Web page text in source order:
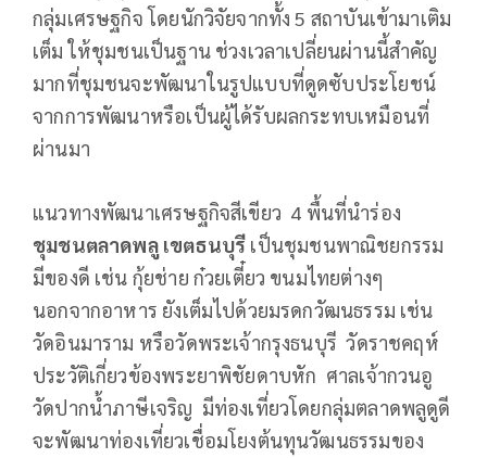
กลุ่มเศรษฐกิจ โดยนักวิจัยจากทั้ง 5 สถาบันเข้ามาเติม
เต็ม ให้ชุมชนเป็นฐาน ช่วงเวลาเปลี่ยนผ่านนี้สำคัญ
มากที่ชุมชนจะพัฒนาในรูปแบบที่ดูดซับประโยชน์
จากการพัฒนาหรือเป็นผู้ได้รับผลกระทบเหมือนที่
ผ่านมา
แนวทางพัฒนาเศรษฐกิจสีเขียว 4 พื้นที่นำร่อง
ชุมชนตลาดพลู เขตธนบุรี เป็นชุมชนพาณิชยกรรม
มีของดี เช่น กุ้ยช่าย ก๋วยเตี๋ยว ขนมไทยต่างๆ
นอกจากอาหาร ยังเต็มไปด้วยมรดกวัฒนธรรม เช่น
วัดอินมาราม หรือวัดพระเจ้ากรุงธนบุรี วัดราชคฤห์
ประวัติเกี่ยวข้องพระยาพิชัยดาบหัก ศาลเจ้ากวนอู
วัดปากน้ำภาษีเจริญ มีท่องเที่ยวโดยกลุ่มตลาดพลูดูดี
จะพัฒนาท่องเที่ยวเชื่อมโยงต้นทุนวัฒนธรรมของ